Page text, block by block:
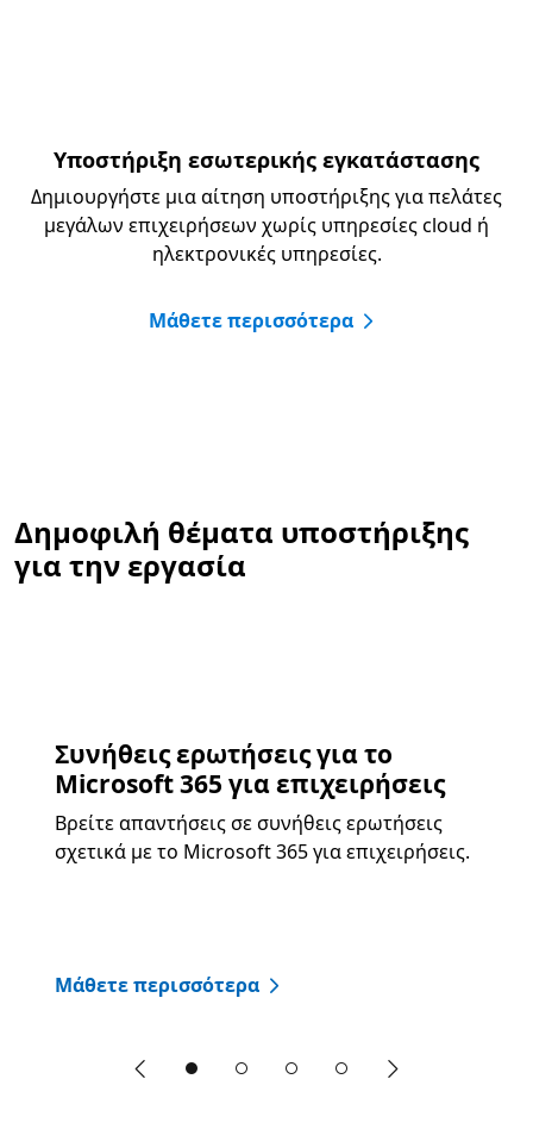
Υποστήριξη εσωτερικής εγκατάστασης
Δημιουργήστε μια αίτηση υποστήριξης για πελάτες
μεγάλων επιχειρήσεων χωρίς υπηρεσίες cloud ή
ηλεκτρονικές υπηρεσίες.
Μάθετε περισσότερα
Δημοφιλή θέματα υποστήριξης
για την εργασία
"Προηγούμενη διαφάνεια" "Επόμενη
Συνήθεις ερωτήσεις για το
Microsoft 365 για επιχειρήσεις
Βρείτε απαντήσεις σε συνήθεις ερωτήσεις
σχετικά με το Microsoft 365 για επιχειρήσεις.
Μάθετε περισσότερα